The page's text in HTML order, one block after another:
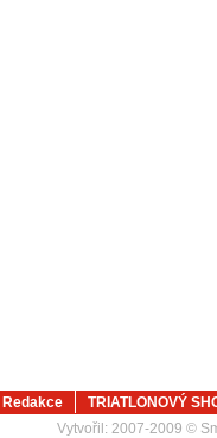
Redakce
TRIATLONOVÝ
Vytvořil: 2007-2009 ©